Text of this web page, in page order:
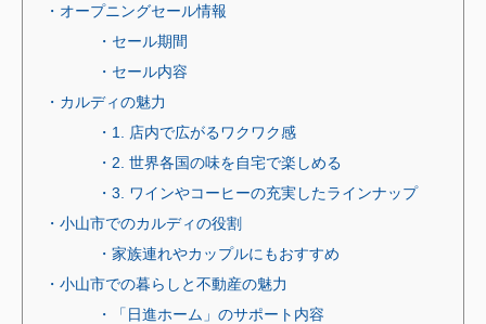
・オープニングセール情報
・セール期間
・セール内容
・カルディの魅力
・1. 店内で広がるワクワク感
・2. 世界各国の味を自宅で楽しめる
・3. ワインやコーヒーの充実したラインナップ
・小山市でのカルディの役割
・家族連れやカップルにもおすすめ
・小山市での暮らしと不動産の魅力
・「日進ホーム」のサポート内容